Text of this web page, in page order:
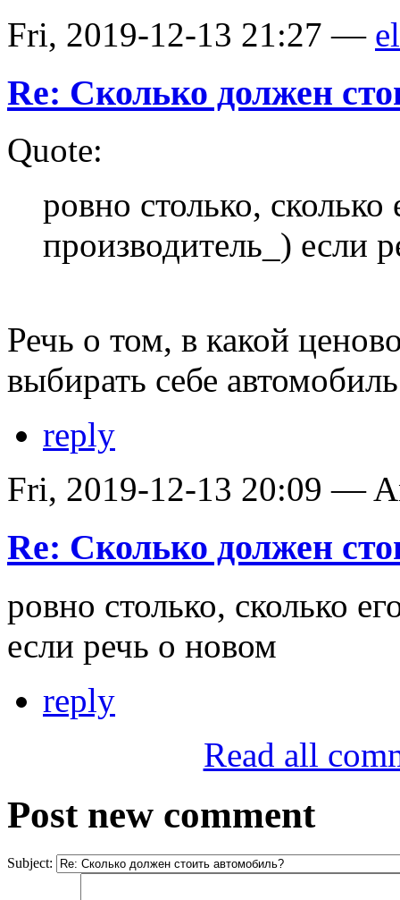
Fri, 2019-12-13 21:27 —
Re: Сколько должен
Quote:
ровно столько, сколько
производитель_) если
Речь о том, в какой
выбирать себе
reply
Fri, 2019-12-13 20:09 —
Re: Сколько должен
ровно столько, сколько
если речь о новом
reply
Read all
Post new comment
Subject: